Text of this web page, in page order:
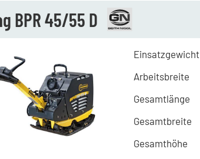
BPR 45/55 D
Einsatzgewicht
Arbeitsbreite
Gesamtlänge
Gesamtbreite
Gesamthöhe